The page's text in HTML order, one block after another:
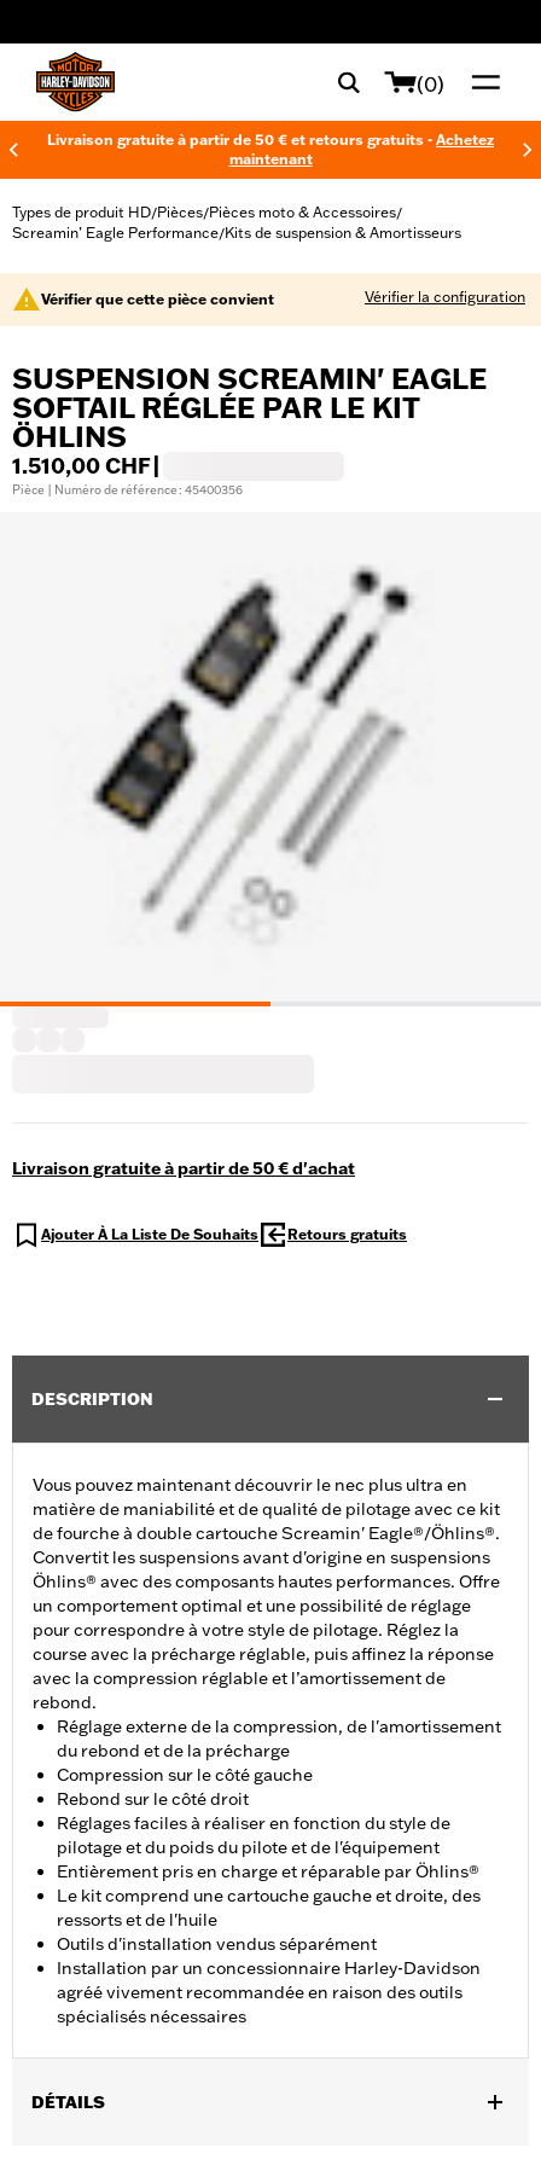
(0)
Livraison gratuite à partir de 50 € et retours gratuits - Achetez
maintenant
Types de produit HD/Pièces/Pièces moto & Accessoires/
Screamin’ Eagle Performance/Kits de suspension & Amortisseurs
Vérifier que cette pièce convient Vérifier la configuration
SUSPENSION SCREAMIN' EAGLE
SOFTAIL RÉGLÉE PAR LE KIT
ÖHLINS
1.510,00 CHF
Pièce | Numéro de référence : 45400356
Livraison gratuite à partir de 50 € d'achat
Ajouter À La Liste De Souhaits Retours gratuits
DESCRIPTION
Vous pouvez maintenant découvrir le nec plus ultra en
matière de maniabilité et de qualité de pilotage avec ce kit
de fourche à double cartouche Screamin' Eagle®/Öhlins®.
Convertit les suspensions avant d'origine en suspensions
Öhlins® avec des composants hautes performances. Offre
un comportement optimal et une possibilité de réglage
pour correspondre à votre style de pilotage. Réglez la
course avec la précharge réglable, puis affinez la réponse
avec la compression réglable et l’amortissement de
rebond.
Réglage externe de la compression, de l'amortissement
du rebond et de la précharge
Compression sur le côté gauche
Rebond sur le côté droit
Réglages faciles à réaliser en fonction du style de
pilotage et du poids du pilote et de l'équipement
Entièrement pris en charge et réparable par Öhlins®
Le kit comprend une cartouche gauche et droite, des
ressorts et de l'huile
Outils d'installation vendus séparément
Installation par un concessionnaire Harley-Davidson
agréé vivement recommandée en raison des outils
spécialisés nécessaires
DÉTAILS